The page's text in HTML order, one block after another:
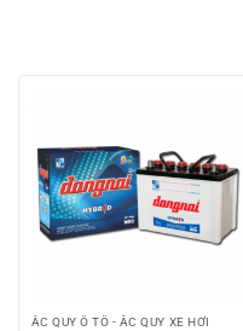
ẮC QUY Ô TÔ - ẮC QUY XE HƠI